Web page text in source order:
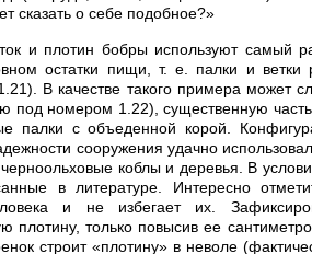
сказать о себе подобное?»
и плотин бобры используют самый
остатки пищи, т. е. палки и
В качестве такого примера может
под номером 1.22), существенную
палки с объеденной корой.
сооружения удачно
коблы и деревья. В
в литературе. Интересно
и не избегает их.
плотину, только повысив ее
строит «плотину» в неволе